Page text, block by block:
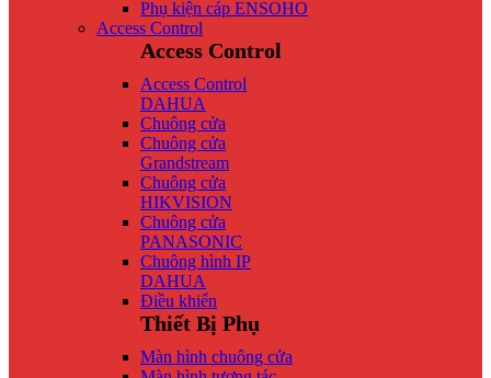
Phụ kiện cáp ENSOHO
Access Control
Access Control
Access Control
DAHUA
Chuông cửa
Chuông cửa
Grandstream
Chuông cửa
HIKVISION
Chuông cửa
PANASONIC
Chuông hình IP
DAHUA
Điều khiển
Thiết Bị Phụ
Màn hình chuông cửa